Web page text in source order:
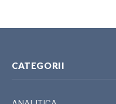
CATEGORII